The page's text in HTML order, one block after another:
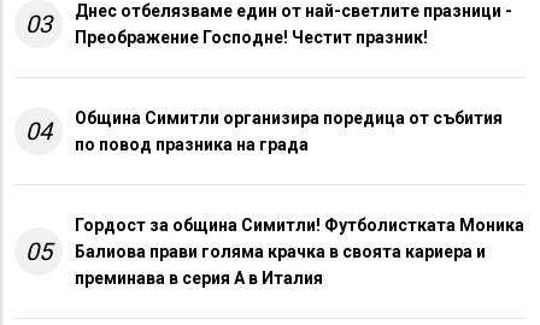
03
Днес отбелязваме един от най-светлите празници -
Преображение Господне! Честит празник!
04
Община Симитли организира поредица от събития
по повод празника на града
05
Гордост за община Симитли! Футболистката Моника
Балиова прави голяма крачка в своята кариера и
преминава в серия А в Италия